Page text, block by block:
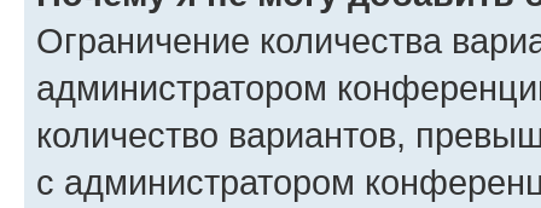
Ограничение количества
администратором
количество вариантов,
с администратором